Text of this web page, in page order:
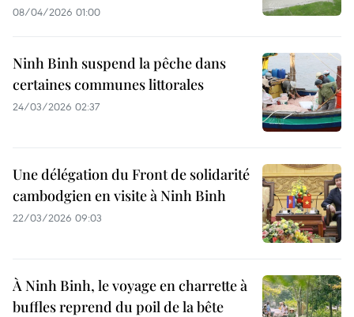
08/04/2026 01:00
Ninh Binh suspend la pêche dans
certaines communes littorales
24/03/2026 02:37
Une délégation du Front de solidarité
cambodgien en visite à Ninh Binh
22/03/2026 09:03
À Ninh Binh, le voyage en charrette à
buffles reprend du poil de la bête